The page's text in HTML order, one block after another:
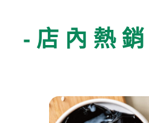
-店內熱